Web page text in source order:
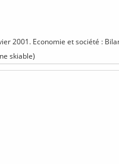
2001. Economie et société :
skiable)